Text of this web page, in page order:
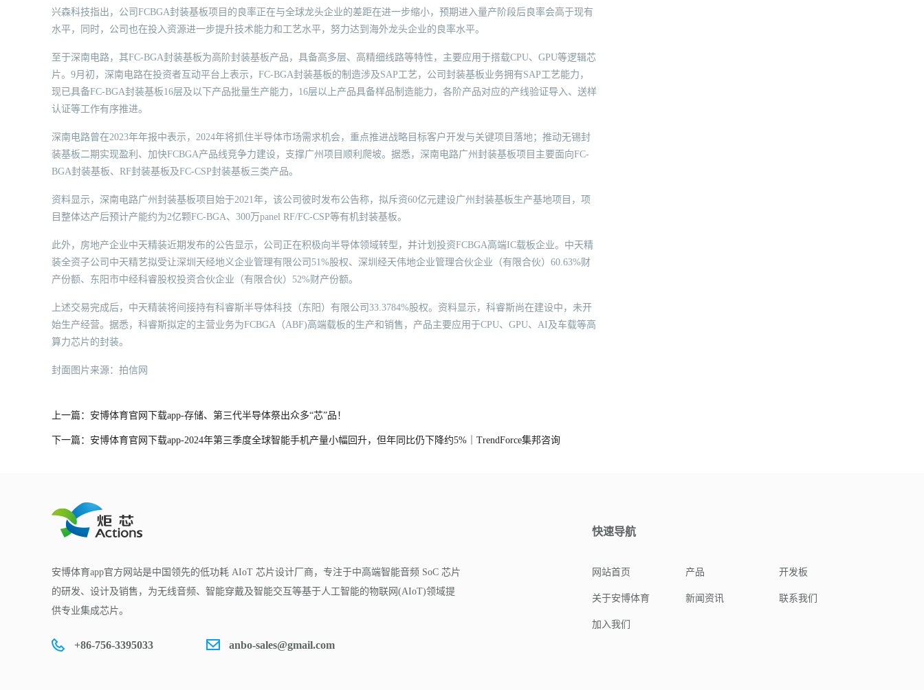
兴森科技指出，公司FCBGA封装基板项目的良率正在与全球龙头企业的差距在进一步缩小，预期进入量产阶段后良率会高于现有
水平，同时，公司也在投入资源进一步提升技术能力和工艺水平，努力达到海外龙头企业的良率水平。
至于深南电路，其FC-BGA封装基板为高阶封装基板产品，具备高多层、高精细线路等特性，主要应用于搭载CPU、GPU等逻辑芯
片。9月初，深南电路在投资者互动平台上表示，FC-BGA封装基板的制造涉及SAP工艺，公司封装基板业务拥有SAP工艺能力，
现已具备FC-BGA封装基板16层及以下产品批量生产能力，16层以上产品具备样品制造能力，各阶产品对应的产线验证导入、送样
认证等工作有序推进。
深南电路曾在2023年年报中表示，2024年将抓住半导体市场需求机会，重点推进战略目标客户开发与关键项目落地；推动无锡封
装基板二期实现盈利、加快FCBGA产品线竞争力建设，支撑广州项目顺利爬坡。据悉，深南电路广州封装基板项目主要面向FC-
BGA封装基板、RF封装基板及FC-CSP封装基板三类产品。
资料显示，深南电路广州封装基板项目始于2021年，该公司彼时发布公告称，拟斥资60亿元建设广州封装基板生产基地项目，项
目整体达产后预计产能约为2亿颗FC-BGA、300万panel RF/FC-CSP等有机封装基板。
此外，房地产企业中天精装近期发布的公告显示，公司正在积极向半导体领域转型，并计划投资FCBGA高端IC载板企业。中天精
装全资子公司中天精艺拟受让深圳天经地义企业管理有限公司51%股权、深圳经天伟地企业管理合伙企业（有限合伙）60.63%财
产份额、东阳市中经科睿股权投资合伙企业（有限合伙）52%财产份额。
上述交易完成后，中天精装将间接持有科睿斯半导体科技（东阳）有限公司33.3784%股权。资料显示，科睿斯尚在建设中，未开
始生产经营。据悉，科睿斯拟定的主营业务为FCBGA（ABF)高端载板的生产和销售，产品主要应用于CPU、GPU、AI及车载等高
算力芯片的封装。
封面图片来源：拍信网
上一篇：安博体育官网下载app-存储、第三代半导体祭出众多“芯”品！
下一篇：安博体育官网下载app-2024年第三季度全球智能手机产量小幅回升，但年同比仍下降约5%｜TrendForce集邦咨询
安博体育app官方网站是中国领先的低功耗 AIoT 芯片设计厂商，专注于中高端智能音频 SoC 芯片
的研发、设计及销售，为无线音频、智能穿戴及智能交互等基于人工智能的物联网(AIoT)领域提
供专业集成芯片。
+86-756-3395033 anbo-sales@gmail.com
快速导航
网站首页 产品 开发板
关于安博体育 新闻资讯 联系我们
加入我们